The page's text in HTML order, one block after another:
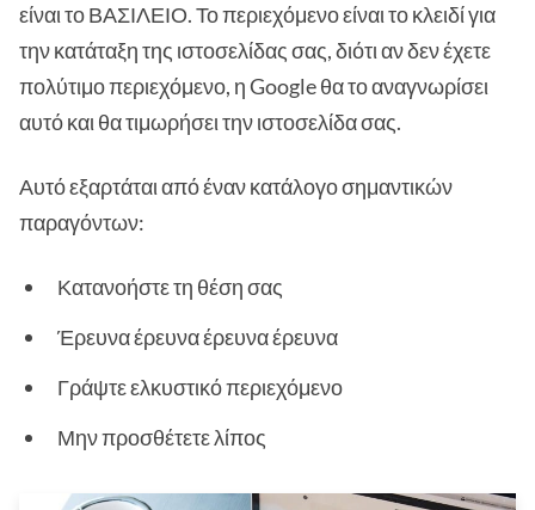
είναι το ΒΑΣΙΛΕΙΟ. Το περιεχόμενο είναι το κλειδί για
την κατάταξη της ιστοσελίδας σας, διότι αν δεν έχετε
πολύτιμο περιεχόμενο, η Google θα το αναγνωρίσει
αυτό και θα τιμωρήσει την ιστοσελίδα σας.
Αυτό εξαρτάται από έναν κατάλογο σημαντικών
παραγόντων:
Κατανοήστε τη θέση σας
Έρευνα έρευνα έρευνα έρευνα
Γράψτε ελκυστικό περιεχόμενο
Μην προσθέτετε λίπος